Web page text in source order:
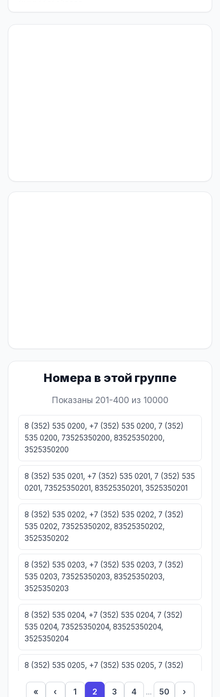
Номера в этой группе
Показаны 201-400 из 10000
8 (352) 535 0200, +7 (352) 535 0200, 7 (352)
535 0200, 73525350200, 83525350200,
3525350200
8 (352) 535 0201, +7 (352) 535 0201, 7 (352) 535
0201, 73525350201, 83525350201, 3525350201
8 (352) 535 0202, +7 (352) 535 0202, 7 (352)
535 0202, 73525350202, 83525350202,
3525350202
8 (352) 535 0203, +7 (352) 535 0203, 7 (352)
535 0203, 73525350203, 83525350203,
3525350203
8 (352) 535 0204, +7 (352) 535 0204, 7 (352)
535 0204, 73525350204, 83525350204,
3525350204
8 (352) 535 0205, +7 (352) 535 0205, 7 (352)
3525350205
« ‹ 1 2 3 4 ... 50
›